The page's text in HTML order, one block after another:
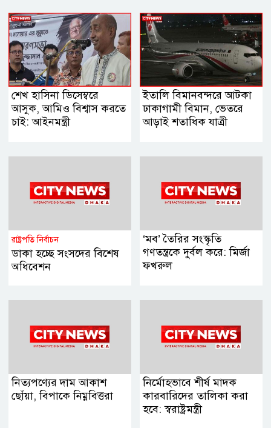
শেখ হাসিনা ডিসেম্বরে
আসুক, আমিও বিশ্বাস করতে
চাই: আইনমন্ত্রী
ইতালি বিমানবন্দরে আটকা
ঢাকাগামী বিমান, ভেতরে
আড়াই শতাধিক যাত্রী
রাষ্ট্রপতি নির্বাচন
ডাকা হচ্ছে সংসদের বিশেষ
অধিবেশন
‘মব’ তৈরির সংস্কৃতি
গণতন্ত্রকে দুর্বল করে: মির্জা
ফখরুল
নিত্যপণ্যের দাম আকাশ
ছোঁয়া, বিপাকে নিম্নবিত্তরা
নির্মোহভাবে শীর্ষ মাদক
কারবারিদের তালিকা করা
হবে: স্বরাষ্ট্রমন্ত্রী